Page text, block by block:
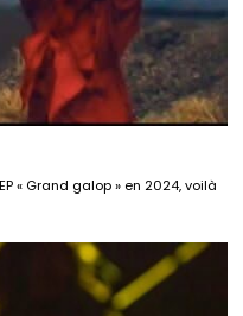
« Grand galop » en 2024, voilà